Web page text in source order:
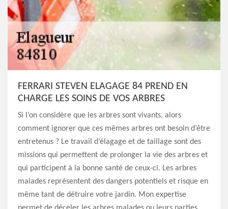
FERRARI STEVEN ELAGAGE 84 PREND EN
CHARGE LES SOINS DE VOS ARBRES
Si l’on considère que les arbres sont vivants, alors
comment ignorer que ces mêmes arbres ont besoin d’être
entretenus ? Le travail d’élagage et de taillage sont des
missions qui permettent de prolonger la vie des arbres et
qui participent à la bonne santé de ceux-ci. Les arbres
malades représentent des dangers potentiels et risque en
même tant de détruire votre jardin. Mon expertise